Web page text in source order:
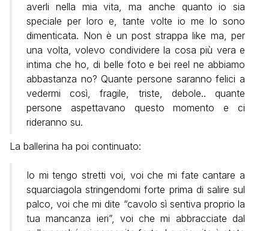
averli nella mia vita, ma anche quanto io sia
speciale per loro e, tante volte io me lo sono
dimenticata. Non è un post strappa like ma, per
una volta, volevo condividere la cosa più vera e
intima che ho, di belle foto e bei reel ne abbiamo
abbastanza no? Quante persone saranno felici a
vedermi così, fragile, triste, debole.. quante
persone aspettavano questo momento e ci
rideranno su.
La ballerina ha poi continuato:
Io mi tengo stretti voi, voi che mi fate cantare a
squarciagola stringendomi forte prima di salire sul
palco, voi che mi dite “cavolo sì sentiva proprio la
tua mancanza ieri”, voi che mi abbracciate dal